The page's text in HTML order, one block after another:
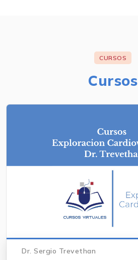
CURSOS
Cursos
Dr. Sergio Trevethan